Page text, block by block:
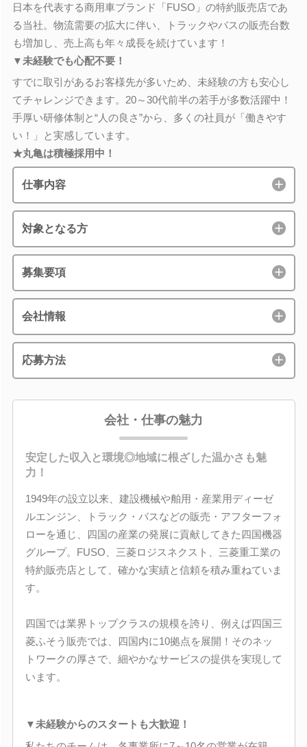
日本を代表する商用車ブランド「FUSO」の特約販売店であ
る当社。物流需要の拡大に伴い、トラックやバスの販売台数
も増加し、売上高も年々成長を続けています！
▼未経験でも心配不要！
すでに取引があるお客様先が多いため、未経験の方も安心し
てチャレンジできます。20～30代前半の若手が多数活躍中！
手厚い研修体制と“人の良さ”から、多くの社員が「働きやす
い！」と実感しています。
★丸亀は積極採用中！
仕事内容
対象となる方
募集要項
会社情報
応募方法
会社・仕事の魅力
安定した収入と環境◎地域に根ざした温かさも魅
力！
1949年の設立以来、建設機械や舶用・産業用ディーゼ
ルエンジン、トラック・バスなどの販売・アフターフォ
ローを通じ、四国の産業の発展に貢献してきた四国機器
グループ。FUSO、三菱ロジスネクスト、三菱重工業の
特約販売店として、確かな実績と信頼を積み重ねていま
す。
四国では業界トップクラスの規模を誇り、例えば四国三
菱ふそう販売では、四国内に10拠点を展開！そのネッ
トワークの厚さで、細やかなサービスの提供を実現して
います。
▼未経験からのスタートも大歓迎！